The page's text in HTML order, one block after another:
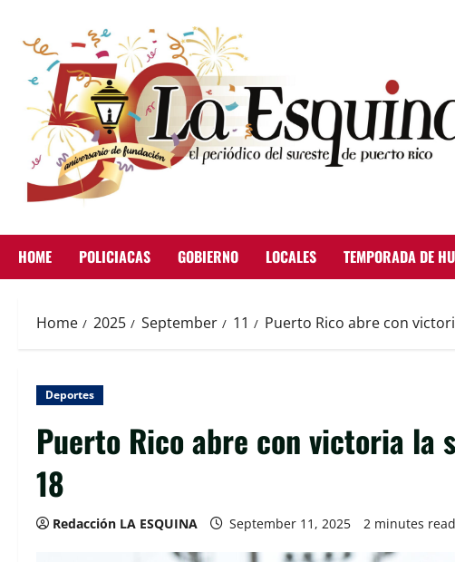
content
HOME POLICIACAS GOBIERNO LOCALES TEMPORADA DE
Home 2025 September 11 Puerto Rico abre con
Deportes
Puerto Rico abre con victoria la
18
Redacción LA ESQUINA September 11, 2025 2 minutes read